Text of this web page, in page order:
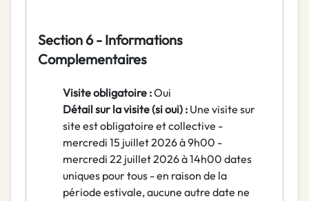
Section 6 - Informations
Complementaires
Visite obligatoire :Oui
Détail sur la visite (si oui) : Une visite sur
site est obligatoire et collective -
mercredi 15 juillet 2026 à 9h00 -
mercredi 22 juillet 2026 à 14h00 dates
uniques pour tous - en raison de la
période estivale, aucune autre date ne